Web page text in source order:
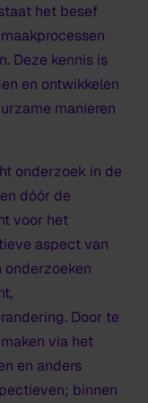
het besef
Deze kennis is
en ontwikkelen
manieren
onderzoek in de
dóór de
voor het
aspect van
onderzoeken
Door te
via het
en anders
binnen